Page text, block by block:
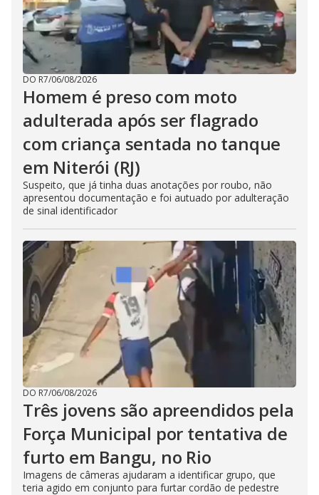
DO R7/06/08/2026
Homem é preso com moto
adulterada após ser flagrado
com criança sentada no tanque
em Niterói (RJ)
Suspeito, que já tinha duas anotações por roubo, não
apresentou documentação e foi autuado por adulteração
de sinal identificador
DO R7/06/08/2026
Três jovens são apreendidos pela
Força Municipal por tentativa de
furto em Bangu, no Rio
Imagens de câmeras ajudaram a identificar grupo, que
teria agido em conjunto para furtar cordão de pedestre